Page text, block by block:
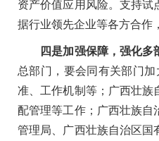
资产价值应用风险。支持
据行业领先企业等各方合作
四是加强保障，强化多
总部门，要会同有关部门
准、工作机制等；广西壮族
配管理等工作；广西壮族
管理局、广西壮族自治区国